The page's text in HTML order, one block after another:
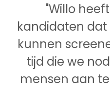
"Willo
kandidaten
kunnen
tijd die we
mensen aan